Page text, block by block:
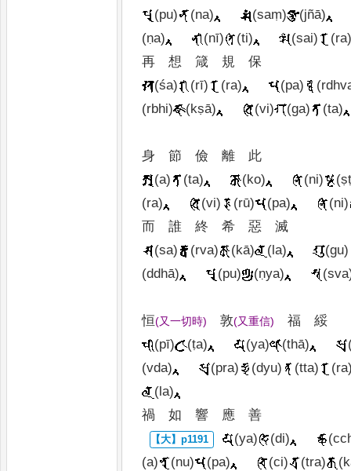
(pu)
(na) (saṃ)
(jñā)
(ṇa)
(nī) (ti) (sai)
再
想 箴 規
保
(śa)
(rī) (ra) (pa)
(rbhi)
(kṣā) (vi) (ga) (ta)
身 節 儉 離
此
(a)
(ta) (ko) (ni)
(ra)
(vi) (rū) (pa)
(ni)
而
誰 終 希 惡
滅
(sa)
(rva) (kā) (la)
(gu)
(ddhā)
(pu) (ṇya)
恒(又一切時) 敦(又重信) 福
綏
(pī)
(ṭa) (ya) (thā)
(vda)
(pra) (dyu) (tta)
(la)
禍
如 響 應
善
(ya)
(di)
(a)
(nu) (pa) (ci) (tra)